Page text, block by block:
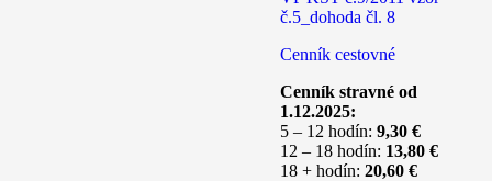
č.5_dohoda čl. 8
Cenník cestovné
Cenník stravné od
1.12.2025:
5 – 12 hodín: 9,30 €
12 – 18 hodín: 13,80 €
18 + hodín: 20,60 €